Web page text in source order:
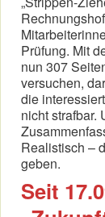
Prüfung. Mit
nun 307
versuchen,
die
nicht strafbar.
Realistisch –
geben.
Seit